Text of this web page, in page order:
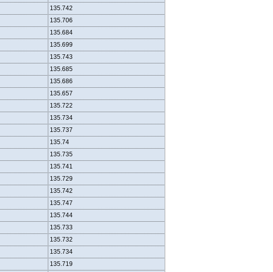
135.742
135.706
135.684
135.699
135.743
135.685
135.686
135.657
135.722
135.734
135.737
135.74
135.735
135.741
135.729
135.742
135.747
135.744
135.733
135.732
135.734
135.719